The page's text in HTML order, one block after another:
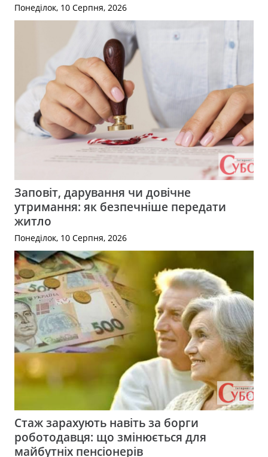
Понеділок, 10 Серпня, 2026
Заповіт, дарування чи довічне
утримання: як безпечніше передати
житло
Понеділок, 10 Серпня, 2026
Стаж зарахують навіть за борги
роботодавця: що змінюється для
майбутніх пенсіонерів